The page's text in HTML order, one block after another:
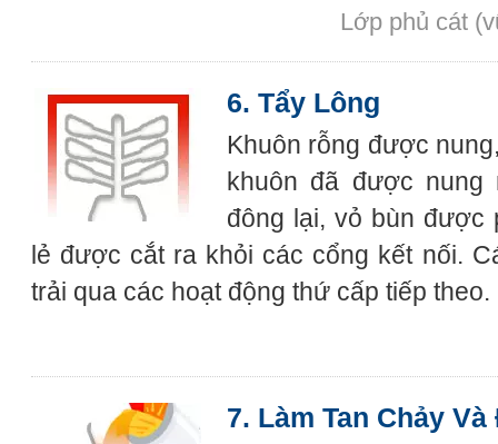
Lớp phủ cát
6. Tẩy Lông
Khuôn rỗng được
khuôn đã được
đông lại, vỏ bùn được
lẻ được cắt ra khỏi các cổng kết nối.
trải qua các hoạt động thứ cấp tiếp theo.
7. Làm Tan Chảy Và